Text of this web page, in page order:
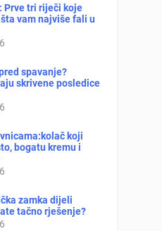
Prve tri riječi koje
vam najviše fali u
spavanje?
skrivene posledice
koji
bogatu kremu i
zamka dijeli
tačno rješenje?